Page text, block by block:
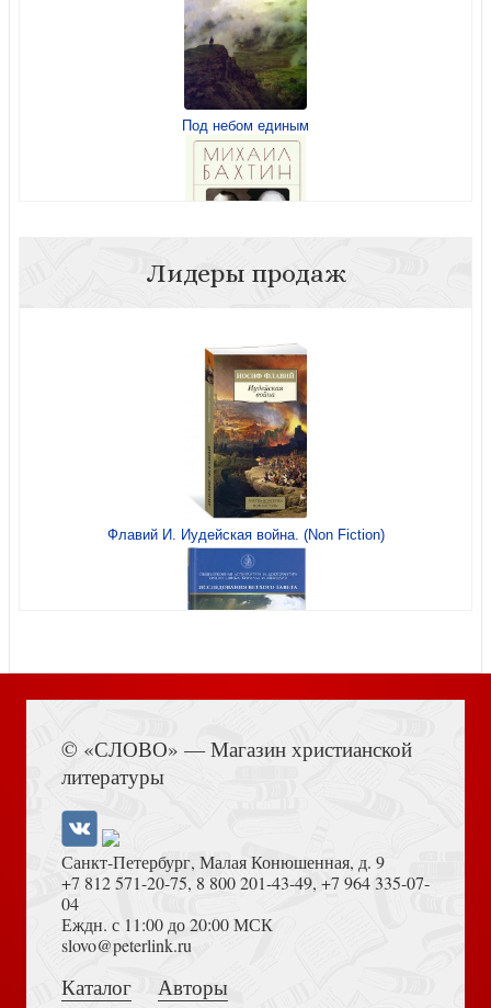
В чем истина. К «критике» теологического разума
Под небом единым
(2025)
Кизилов М. Крымские готы. Загадка исчезнувшего
народа
Николай из Кузы. О просеивании Алькорана. Кн.2
Талалай М. Сказания о Сицилии.Подвижники,
паломники, путешественники
Лидеры продаж
Флавий И. Иудейская война. (Non Fiction)
Толкование на Апокалипсис (Тихоний Африканский)
© «СЛОВО» — Магазин христианской
литературы
Санкт-Петербург, Малая Конюшенная, д. 9
+7 812 571-20-75, 8 800 201-43-49, +7 964 335-07-
04
Еждн. с 11:00 до 20:00 МСК
slovo@peterlink.ru
Каталог
Авторы